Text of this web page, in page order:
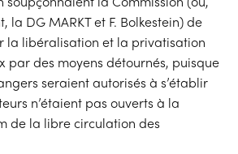
la DG MARKT et F. Bolkestein) de
la libéralisation et la privatisation
par des moyens détournés, puisque
seraient autorisés à s’établir
n’étaient pas ouverts à la
de la libre circulation des